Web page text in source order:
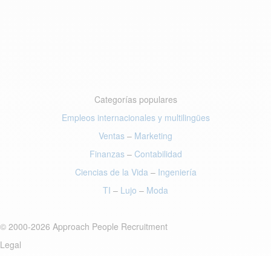
Categorías populares
Empleos internacionales y multilingües
Ventas – Marketing
Finanzas– Contabilidad
Ciencias de la Vida– Ingeniería
TI – Lujo – Moda
© 2000-2026 Approach People Recruitment
Legal